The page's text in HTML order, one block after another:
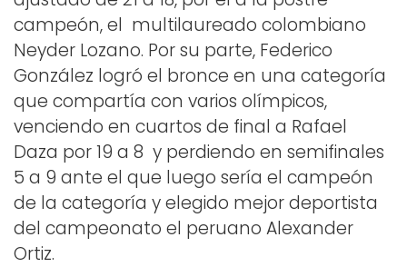
campeón, el multilaureado colombiano
Neyder Lozano. Por su parte, Federico
González logró el bronce en una categoría
que compartía con varios olímpicos,
venciendo en cuartos de final a Rafael
Daza por 19 a 8 y perdiendo en semifinales
5 a 9 ante el que luego sería el campeón
de la categoría y elegido mejor deportista
del campeonato el peruano Alexander
Ortiz.